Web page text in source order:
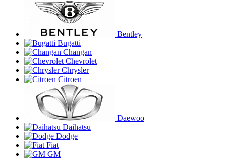
Bentley
Bugatti
Changan
Chevrolet
Chrysler
Citroen
Daewoo
Daihatsu
Dodge
Fiat
GM